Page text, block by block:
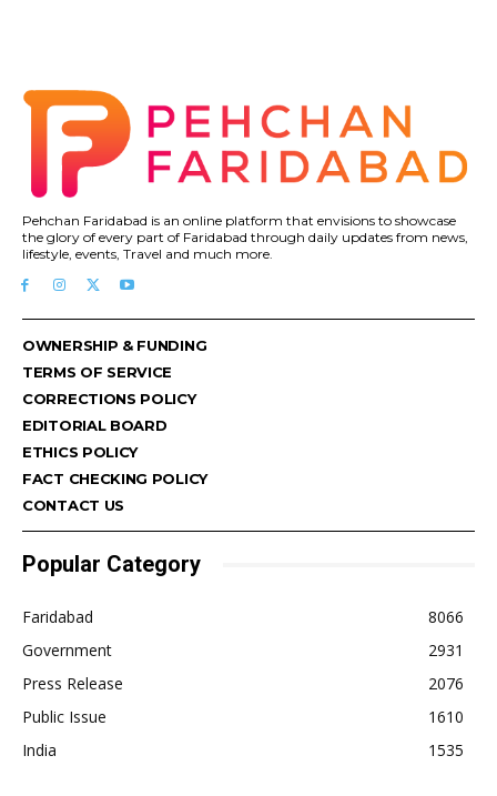
Pehchan Faridabad is an online platform that envisions to showcase
the glory of every part of Faridabad through daily updates from news,
lifestyle, events, Travel and much more.
OWNERSHIP & FUNDING
TERMS OF SERVICE
CORRECTIONS POLICY
EDITORIAL BOARD
ETHICS POLICY
FACT CHECKING POLICY
CONTACT US
Popular Category
Faridabad
8066
Government
2931
Press Release
2076
Public Issue
1610
India
1535